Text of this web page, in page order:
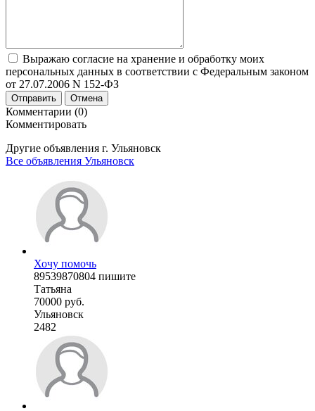
Выражаю согласие на хранение и обработку моих
персональных данных в соответствии с Федеральным законом
от 27.07.2006 N 152-ФЗ
Отправить Отмена
Комментарии (0)
Комментировать
Другие объявления г. Ульяновск
Все объявления Ульяновск
Хочу помочь
89539870804 пишите
Татьяна
70000 руб.
Ульяновск
2482